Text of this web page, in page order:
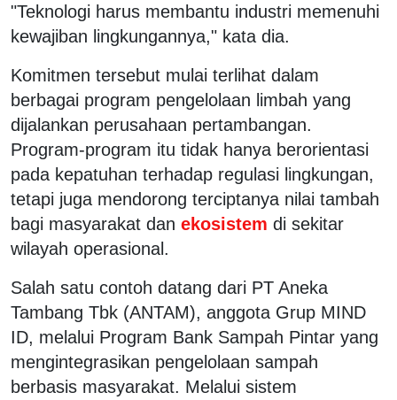
"Teknologi harus membantu industri memenuhi
kewajiban lingkungannya," kata dia.
Komitmen tersebut mulai terlihat dalam
berbagai program pengelolaan limbah yang
dijalankan perusahaan pertambangan.
Program-program itu tidak hanya berorientasi
pada kepatuhan terhadap regulasi lingkungan,
tetapi juga mendorong terciptanya nilai tambah
bagi masyarakat dan ekosistem di sekitar
wilayah operasional.
Salah satu contoh datang dari PT Aneka
Tambang Tbk (ANTAM), anggota Grup MIND
ID, melalui Program Bank Sampah Pintar yang
mengintegrasikan pengelolaan sampah
berbasis masyarakat. Melalui sistem